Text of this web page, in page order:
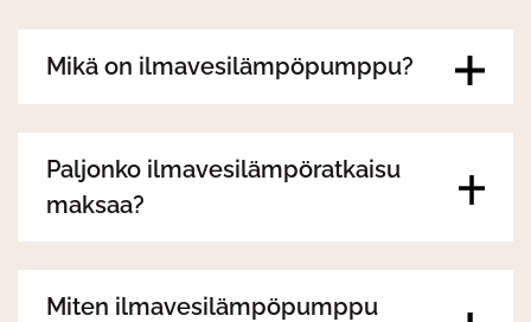
Mikä on ilmavesilämpöpumppu?
Paljonko ilmavesilämpöratkaisu
maksaa?
Miten ilmavesilämpöpumppu